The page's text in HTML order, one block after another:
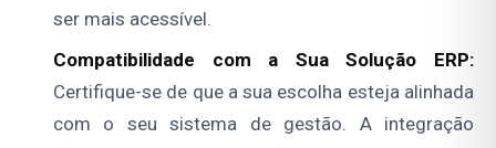
ser mais acessível.
Compatibilidade com a Sua Solução ERP:
Certifique-se de que a sua escolha esteja alinhada
com o seu sistema de gestão. A integração